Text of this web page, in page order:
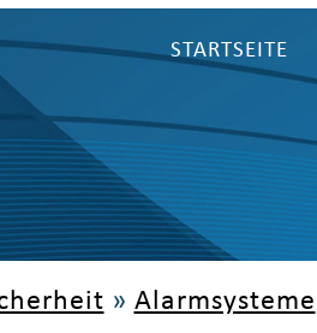
STARTSEITE
» Alarmsysteme